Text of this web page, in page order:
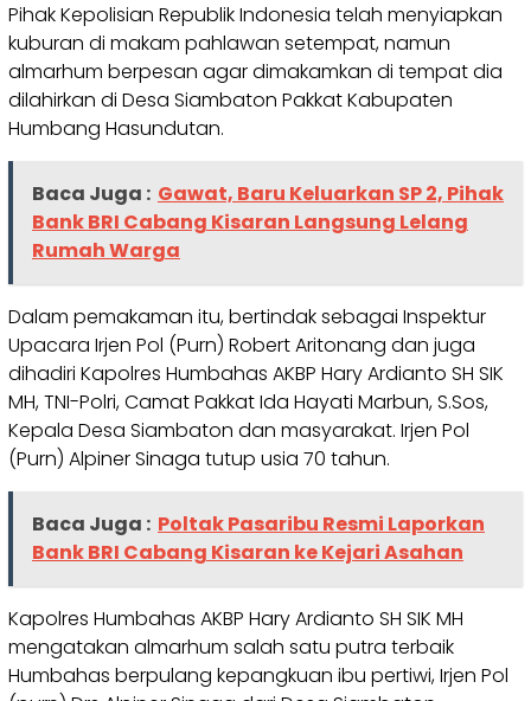
Pihak Kepolisian Republik Indonesia telah menyiapkan
kuburan di makam pahlawan setempat, namun
almarhum berpesan agar dimakamkan di tempat dia
dilahirkan di Desa Siambaton Pakkat Kabupaten
Humbang Hasundutan.
Baca Juga : Gawat, Baru Keluarkan SP 2, Pihak
Bank BRI Cabang Kisaran Langsung Lelang
Rumah Warga
Dalam pemakaman itu, bertindak sebagai Inspektur
Upacara Irjen Pol (Purn) Robert Aritonang dan juga
dihadiri Kapolres Humbahas AKBP Hary Ardianto SH SIK
MH, TNI-Polri, Camat Pakkat Ida Hayati Marbun, S.Sos,
Kepala Desa Siambaton dan masyarakat. Irjen Pol
(Purn) Alpiner Sinaga tutup usia 70 tahun.
Baca Juga : Poltak Pasaribu Resmi Laporkan
Bank BRI Cabang Kisaran ke Kejari Asahan
Kapolres Humbahas AKBP Hary Ardianto SH SIK MH
mengatakan almarhum salah satu putra terbaik
Humbahas berpulang kepangkuan ibu pertiwi, Irjen Pol